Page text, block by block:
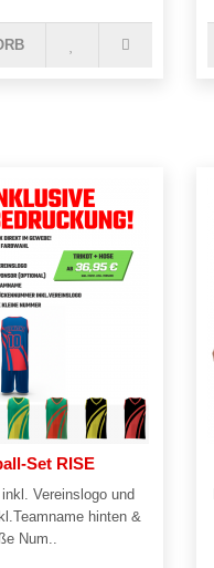
Set RISE
Vereinslogo und
hinten &
Num..